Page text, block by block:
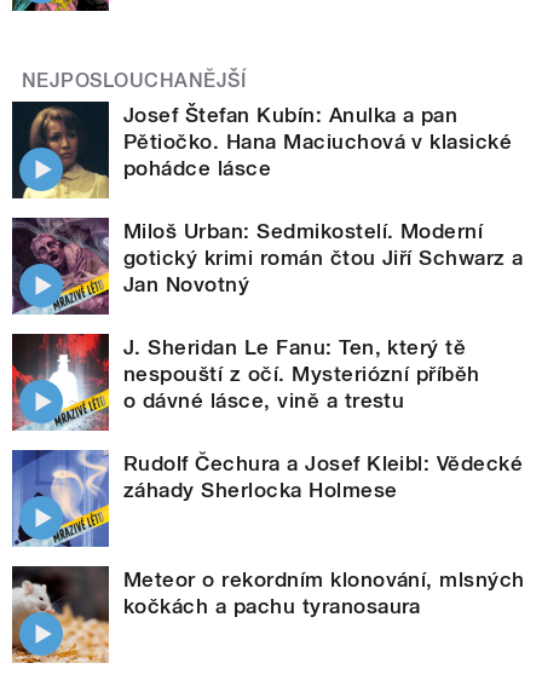
NEJPOSLOUCHANĚJŠÍ
Josef Štefan Kubín: Anulka a pan
Pětiočko. Hana Maciuchová v klasické
pohádce lásce
Miloš Urban: Sedmikostelí. Moderní
gotický krimi román čtou Jiří Schwarz a
Jan Novotný
J. Sheridan Le Fanu: Ten, který tě
nespouští z očí. Mysteriózní příběh
o dávné lásce, vině a trestu
Rudolf Čechura a Josef Kleibl: Vědecké
záhady Sherlocka Holmese
Meteor o rekordním klonování, mlsných
kočkách a pachu tyranosaura